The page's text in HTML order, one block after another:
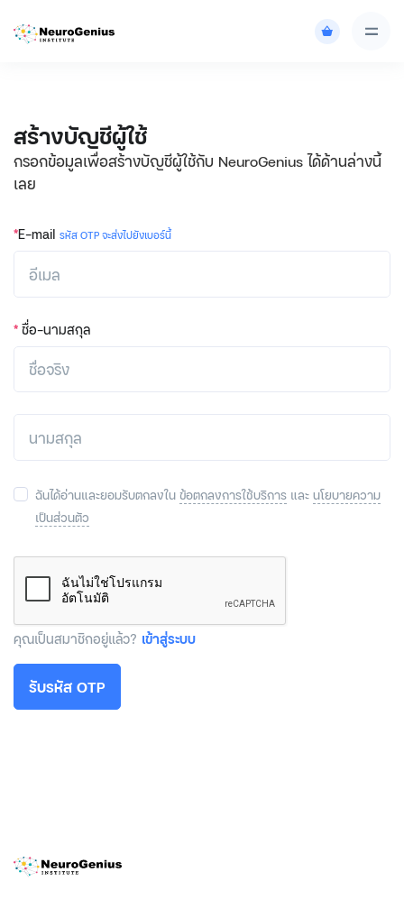
สร้างบัญชีผู้ใช้
กรอกข้อมูลเพื่อสร้างบัญชีผู้ใช้กับ NeuroGenius ได้ด้านล่างนี้
เลย
*E-mail รหัส OTP จะส่งไปยังเบอร์นี้
*ชื่อ-นามสกุล
ฉันได้อ่านและยอมรับตกลงใน ข้อตกลงการใช้บริการ และ นโยบายความ
เป็นส่วนตัว
คุณเป็นสมาชิกอยู่แล้ว? เข้าสู่ระบบ
รับรหัส OTP